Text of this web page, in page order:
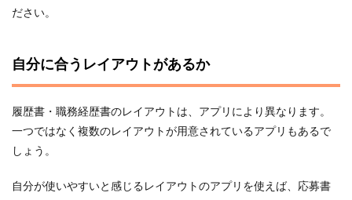
ださい。
自分に合うレイアウトがあるか
履歴書・職務経歴書のレイアウトは、アプリにより異なります。
一つではなく複数のレイアウトが用意されているアプリもあるで
しょう。
自分が使いやすいと感じるレイアウトのアプリを使えば、応募書